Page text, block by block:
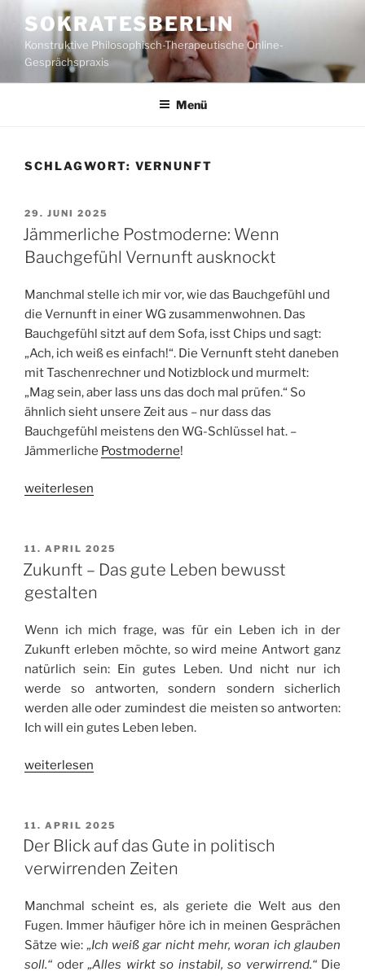
Inhalt
springen
SOKRATESBERLIN
Konstruktive Philosophisch-Therapeutische Online-
Gesprächspraxis
Menü
SCHLAGWORT: VERNUNFT
VERÖFFENTLICHT
AM
29. JUNI 2025
Jämmerliche Postmoderne: Wenn
Bauchgefühl Vernunft ausknockt
Manchmal stelle ich mir vor, wie das Bauchgefühl und
die Vernunft in einer WG zusammenwohnen. Das
Bauchgefühl sitzt auf dem Sofa, isst Chips und sagt:
„Ach, ich weiß es einfach!“. Die Vernunft steht daneben
mit Taschenrechner und Notizblock und murmelt:
„Mag sein, aber lass uns das doch mal prüfen.“ So
ähnlich sieht unsere Zeit aus – nur dass das
Bauchgefühl meistens den WG-Schlüssel hat. –
Jämmerliche Postmoderne!
„Jämmerliche
Bauchgefühl
Vernunft
ausknockt“
weiterlesen
VERÖFFENTLICHT
AM
11. APRIL 2025
Zukunft – Das gute Leben bewusst
gestalten
Wenn ich mich frage, was für ein Leben ich in der
Zukunft erleben möchte, so wird meine Antwort ganz
natürlich sein: Ein gutes Leben. Und nicht nur ich
werde so antworten, sondern sondern sicherlich
werden alle oder zumindest die meisten so antworten:
Ich will ein gutes Leben leben.
„Zukunft
gute
Leben
bewusst
weiterlesen
VERÖFFENTLICHT
AM
11. APRIL 2025
Der Blick auf das Gute in politisch
verwirrenden Zeiten
Manchmal scheint es, als geriete die Welt aus den
Fugen. Immer häufiger höre ich in meinen Gesprächen
Sätze wie:„Ich weiß gar nicht mehr, woran ich glauben
soll.“ oder„Alles wirkt so instabil, so verwirrend.“Die